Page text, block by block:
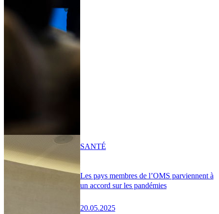
Les pays membres de l’OMS parviennent à
un accord sur les pandémies
20.05.2025
SANTÉ